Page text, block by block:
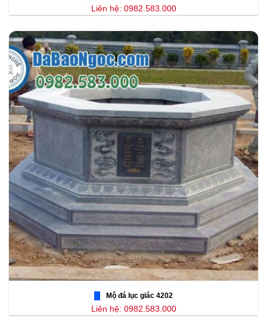
Liên hệ: 0982.583.000
Mộ đá lục giác 4202
Liên hệ: 0982.583.000